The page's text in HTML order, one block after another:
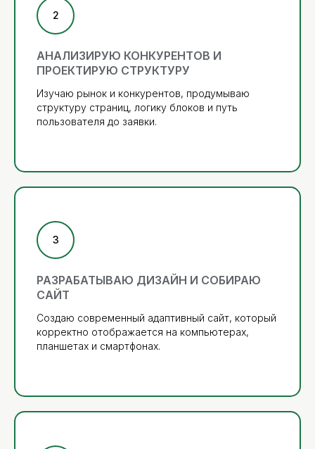
АНАЛИЗИРУЮ КОНКУРЕНТОВ И
ПРОЕКТИРУЮ СТРУКТУРУ
Изучаю рынок и конкурентов, продумываю
структуру страниц, логику блоков и путь
пользователя до заявки.
РАЗРАБАТЫВАЮ ДИЗАЙН И СОБИРАЮ
САЙТ
Создаю современный адаптивный сайт, который
корректно отображается на компьютерах,
планшетах и смартфонах.